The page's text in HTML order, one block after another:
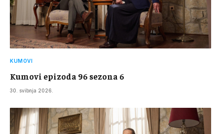
KUMOVI
Kumovi epizoda 96 sezona 6
30. svibnja 2026.